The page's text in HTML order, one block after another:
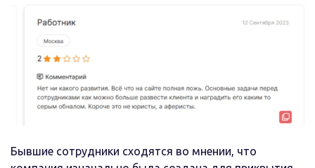
Бывшие сотрудники сходятся во мнении, что